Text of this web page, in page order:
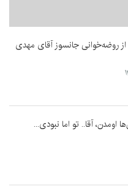
از روضه‌خوانی جانسوز آقای مهدی
اومدن،‌ آقا.. تو اما نبودی...